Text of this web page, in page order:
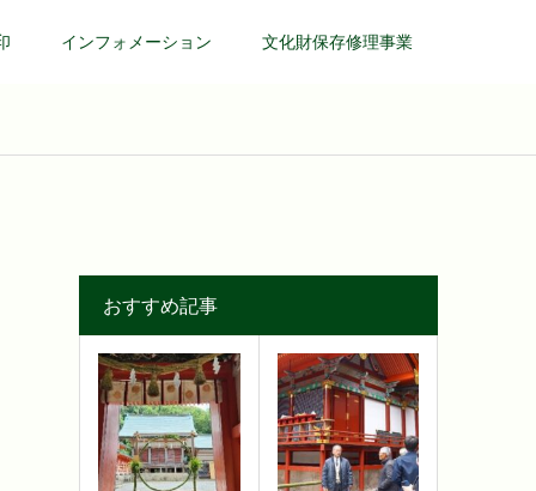
インフォメーション 文化財保存修理事業
おすすめ記事